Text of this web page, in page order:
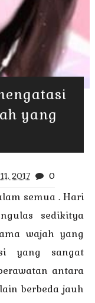
yang
2017 0
semua . Hari
sedikitya
wajah yang
yang sangat
antara
berbeda jauh